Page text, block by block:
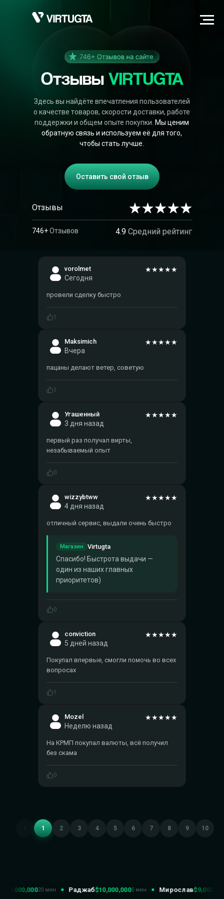
Здесь вы найдёте впечатления пользователей
о качестве товаров, скорости доставки, работе
поддержки и общем опыте покупки. Мы ценим
обратную связь и используем её для того,
чтобы стать лучше.
Отзывы VIRTUGTA
Оставить свой отзыв
746+Отзывов 4.9 Средний рейтинг
Отзывы
vorolmet
Сегодня
★★★★★
провели сделку быстро
1
Maksimich
Вчера
★★★★★
пацаны делают ветер, советую
1
Угашенный
3 дня назад
★★★★★
первый раз получал вирты,
незабываемый опыт
0
wizzybtww
4 дня назад
★★★★★
отличный сервис, выдали очень быстро
Магазин Virtugta
Спасибо! Быстрота выдачи —
один из наших главных
приоритетов)
0
conviction
5 дней назад
★★★★★
Покупал впервые, смогли помочь во всех
вопросах
1
Mozel
Неделю назад
★★★★★
На КРМП покупал валюты, всё получил
без скама
0
‹ 1 2 3 4 5 6 7 8 9 10
20 мин Раджаб$10,000,0005 мин Мирослав$9,000,000